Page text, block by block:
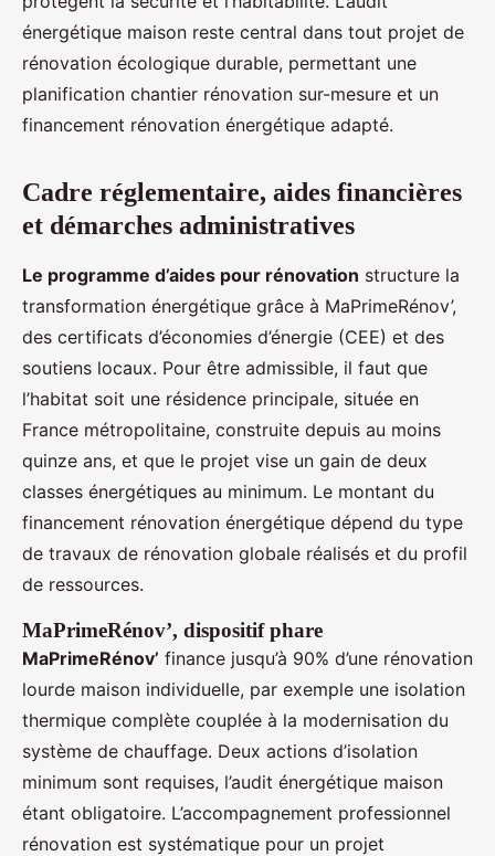
énergétique maison reste central dans tout projet de
rénovation écologique durable, permettant une
planification chantier rénovation sur-mesure et un
financement rénovation énergétique adapté.
Cadre réglementaire, aides financières
et démarches administratives
Le programme d’aides pour rénovation structure la
transformation énergétique grâce à MaPrimeRénov’,
des certificats d’économies d’énergie (CEE) et des
soutiens locaux. Pour être admissible, il faut que
l’habitat soit une résidence principale, située en
France métropolitaine, construite depuis au moins
quinze ans, et que le projet vise un gain de deux
classes énergétiques au minimum. Le montant du
financement rénovation énergétique dépend du type
de travaux de rénovation globale réalisés et du profil
de ressources.
MaPrimeRénov’, dispositif phare
MaPrimeRénov’ finance jusqu’à 90% d’une rénovation
lourde maison individuelle, par exemple une isolation
thermique complète couplée à la modernisation du
système de chauffage. Deux actions d’isolation
minimum sont requises, l’audit énergétique maison
étant obligatoire. L’accompagnement professionnel
rénovation est systématique pour un projet